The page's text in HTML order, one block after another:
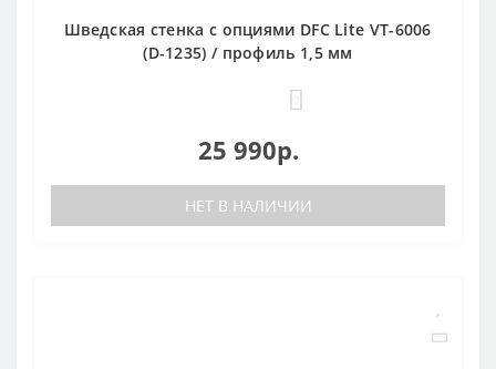
Шведская стенка с опциями DFC Lite VT-6006
(D-1235) / профиль 1,5 мм
25 990р.
НЕТ В НАЛИЧИИ